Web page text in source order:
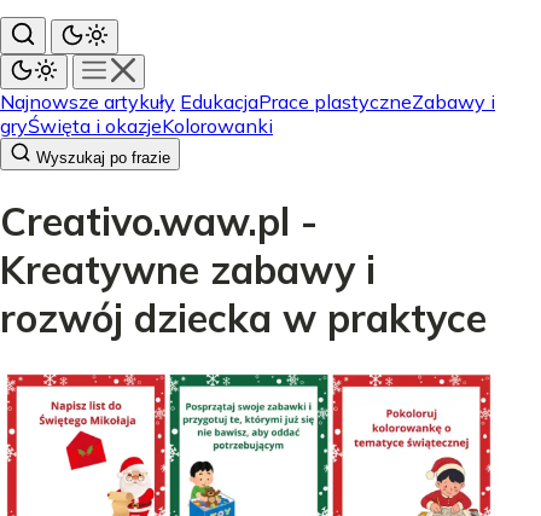
Najnowsze artykuły EdukacjaPrace plastyczneZabawy i
gryŚwięta i okazjeKolorowanki
Wyszukaj po frazie
Creativo.waw.pl -
Kreatywne zabawy i
rozwój dziecka w praktyce